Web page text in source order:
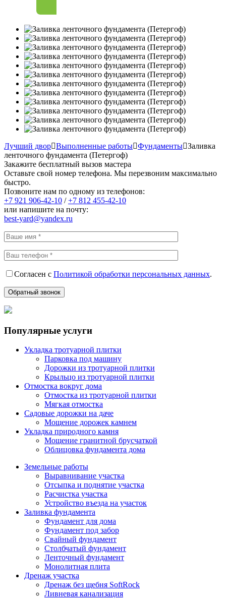
Лучший двор Выполненные работы Фундаменты Заливка
ленточного фундамента (Петергоф)
Закажите бесплатный вызов мастера
Оставьте свой номер телефона. Мы перезвоним максимально
быстро.
Позвоните нам по одному из телефонов:
+7 921 906-42-10 /+7 812 455-42-10
или напишите на почту:
best-yard@yandex.ru
Согласен с Политикой обработки персональных данных.
Популярные услуги
Укладка тротуарной плитки
Парковка под машину
Дорожки из тротуарной плитки
Крыльцо из тротуарной плитки
Отмостка вокруг дома
Отмостка из тротуарной плитки
Мягкая отмостка
Садовые дорожки на даче
Мощение дорожек камнем
Укладка природного камня
Мощение гранитной брусчаткой
Облицовка фундамента дома
Земельные работы
Выравнивание участка
Отсыпка и поднятие участка
Расчистка участка
Устройство въезда на участок
Заливка фундамента
Фундамент для дома
Фундамент под забор
Свайный фундамент
Столбчатый фундамент
Ленточный фундамент
Монолитная плита
Дренаж участка
Дренаж без щебня SoftRock
Ливневая канализация